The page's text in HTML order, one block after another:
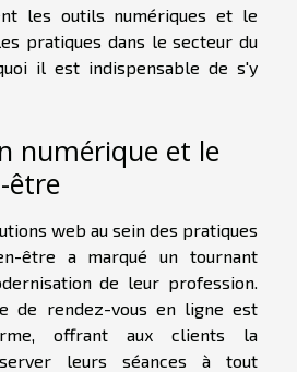
les outils numériques et le
pratiques dans le secteur du
il est indispensable de s'y
numérique et le
être
web au sein des pratiques
être a marqué un tournant
de leur profession.
de rendez-vous en ligne est
offrant aux clients la
leurs séances à tout